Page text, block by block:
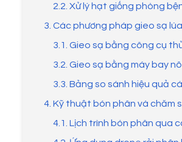
2.2. Xử lý hạt giống phòng
3. Các phương pháp gieo sạ
3.1. Gieo sạ bằng công cụ
3.2. Gieo sạ bằng máy bay
3.3. Bảng so sánh hiệu quả
4. Kỹ thuật bón phân và chăm
4.1. Lịch trình bón phân qua